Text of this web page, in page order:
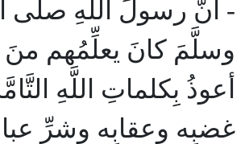
- أنَّ رسولَ اللَّهِ صلَّى
وسلَّمَ كانَ يعلِّمُهم منَ
أعوذُ بِكلماتِ اللَّهِ
غضبِه وعقابِه وشرِّ